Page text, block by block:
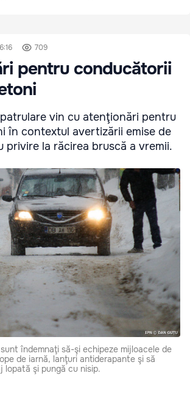
709
pentru conducătorii
vin cu atenţionări pentru
în contextul avertizării emise de
privire la răcirea bruscă a vremii.
îndemnaţi să-şi echipeze mijloacele de
de iarnă, lanţuri antiderapante şi să
lopată şi pungă cu nisip.